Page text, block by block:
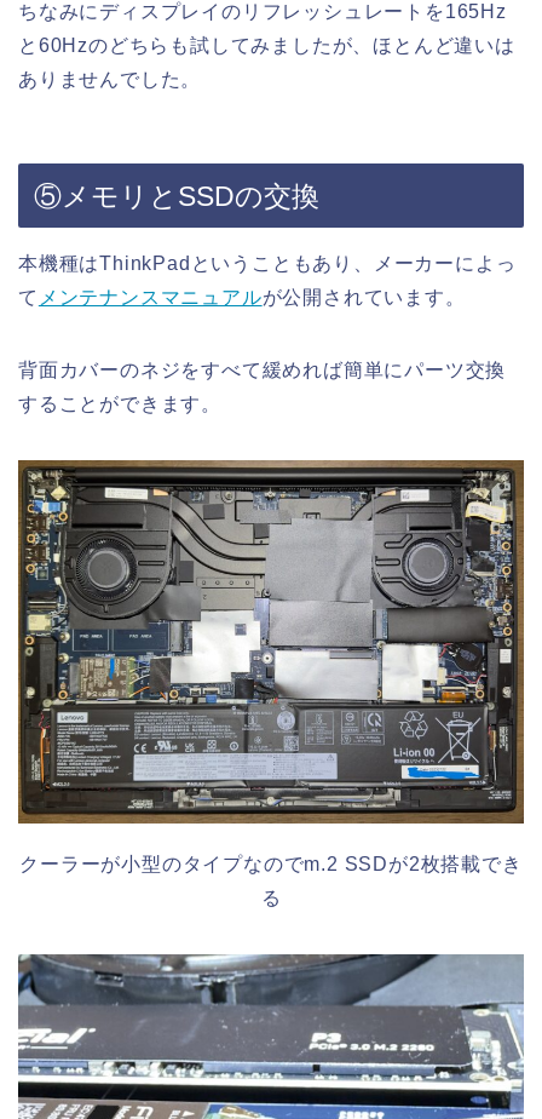
ちなみにディスプレイのリフレッシュレートを165Hz
と60Hzのどちらも試してみましたが、ほとんど違いは
ありませんでした。
⑤メモリとSSDの交換
本機種はThinkPadということもあり、メーカーによっ
て メンテナンスマニュアルが公開されています。
背面カバーのネジをすべて緩めれば簡単にパーツ交換
することができます。
クーラーが小型のタイプなのでm.2 SSDが2枚搭載でき
る